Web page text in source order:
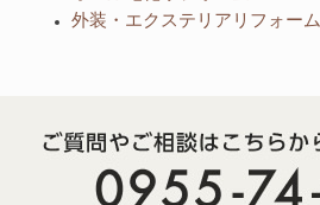
外装・エクステリアリフォーム